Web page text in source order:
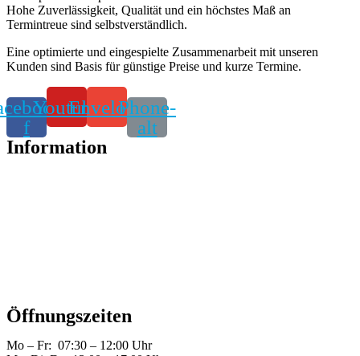
Hohe Zuverlässigkeit, Qualität und ein höchstes Maß an
Termintreue sind selbstverständlich.
Eine optimierte und eingespielte Zusammenarbeit mit unseren
Kunden sind Basis für günstige Preise und kurze Termine.
f
YoutubeEnvelopePhone-
alt
Information
Öffnungszeiten
Mo – Fr: 07:30 – 12:00 Uhr